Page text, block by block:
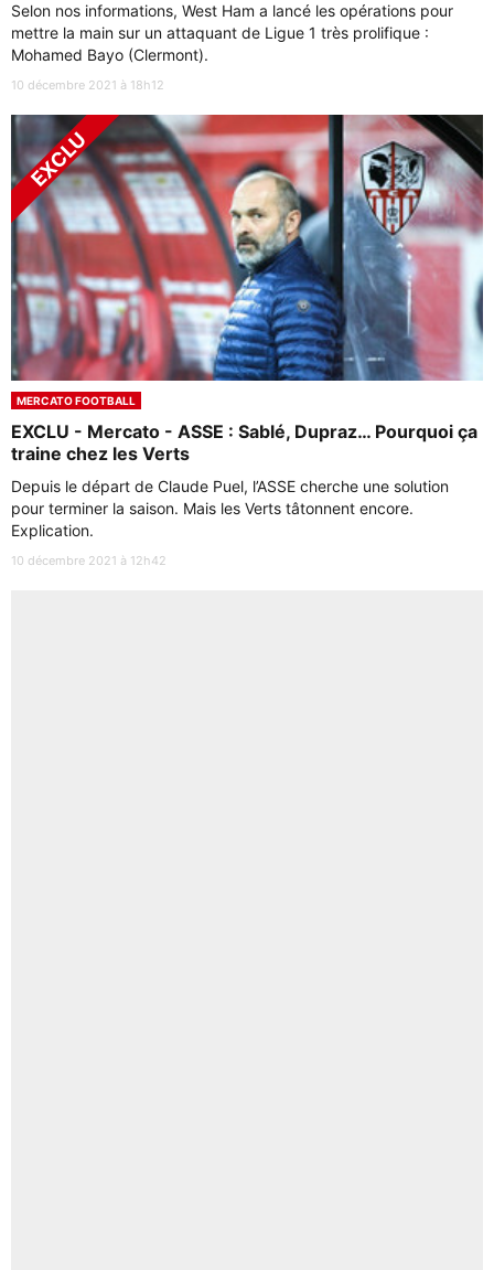
Selon nos informations, West Ham a lancé les opérations pour
mettre la main sur un attaquant de Ligue 1 très prolifique :
Mohamed Bayo (Clermont).
10 décembre 2021 à 18h12
MERCATO FOOTBALL
EXCLU - Mercato - ASSE : Sablé, Dupraz… Pourquoi ça
traine chez les Verts
Depuis le départ de Claude Puel, l’ASSE cherche une solution
pour terminer la saison. Mais les Verts tâtonnent encore.
Explication.
10 décembre 2021 à 12h42